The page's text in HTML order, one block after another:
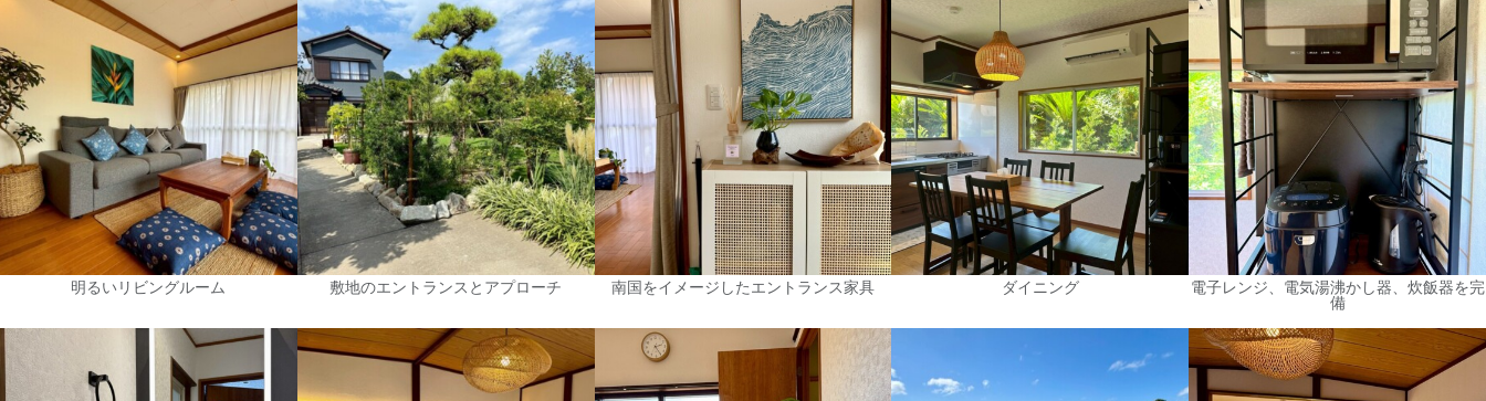
明るいリビングルーム 敷地のエントランスとアプローチ 南国をイメージしたエントランス家具 ダイニング 電子レンジ、電気湯沸かし器、炊飯器を完
備